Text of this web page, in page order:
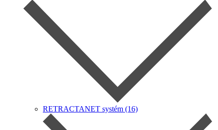
RETRACTANET systém (16)